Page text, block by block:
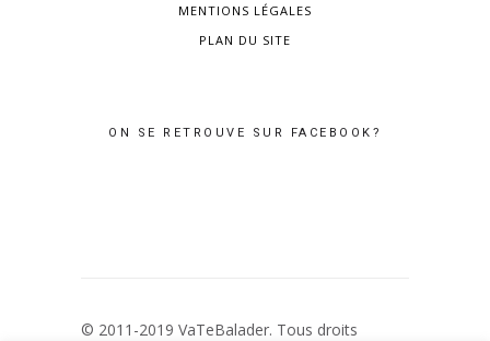
MENTIONS LÉGALES
PLAN DU SITE
ON SE RETROUVE SUR FACEBOOK?
© 2011-2019 VaTeBalader. Tous droits